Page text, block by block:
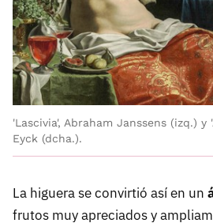
'Lascivia', Abraham Janssens (izq.) y
Eyck (dcha.).
La higuera se convirtió así en un
frutos muy apreciados y